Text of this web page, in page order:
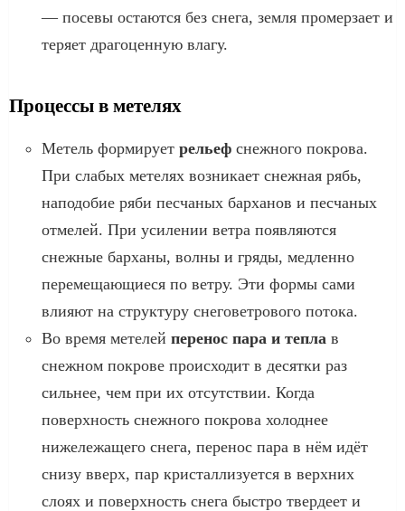
— посевы остаются без снега, земля промерзает и
теряет драгоценную влагу.
Процессы в метелях
Метель формирует рельеф снежного покрова.
При слабых метелях возникает снежная рябь,
наподобие ряби песчаных барханов и песчаных
отмелей. При усилении ветра появляются
снежные барханы, волны и гряды, медленно
перемещающиеся по ветру. Эти формы сами
влияют на структуру снеговетрового потока.
Во время метелей перенос пара и тепла в
снежном покрове происходит в десятки раз
сильнее, чем при их отсутствии. Когда
поверхность снежного покрова холоднее
нижележащего снега, перенос пара в нём идёт
снизу вверх, пар кристаллизуется в верхних
слоях и поверхность снега быстро твердеет и